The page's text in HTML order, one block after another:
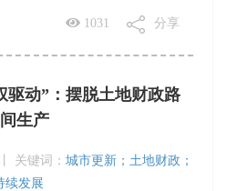
1031 分享
驱动”：摆脱土地财政路
生产
关键词： 城市更新；土地财政；
续发展